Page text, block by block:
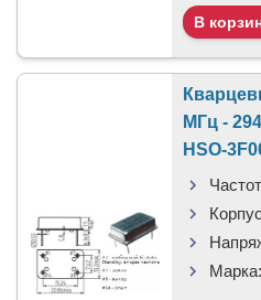
МГц -
HSO-
Марка: